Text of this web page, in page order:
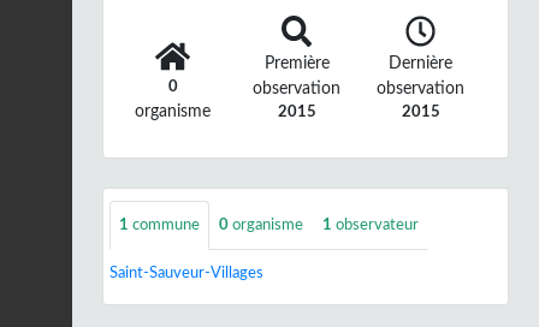
0
organisme
Première
observation
2015
Dernière
observation
2015
1 commune 0 organisme 1 observateur
Saint-Sauveur-Villages